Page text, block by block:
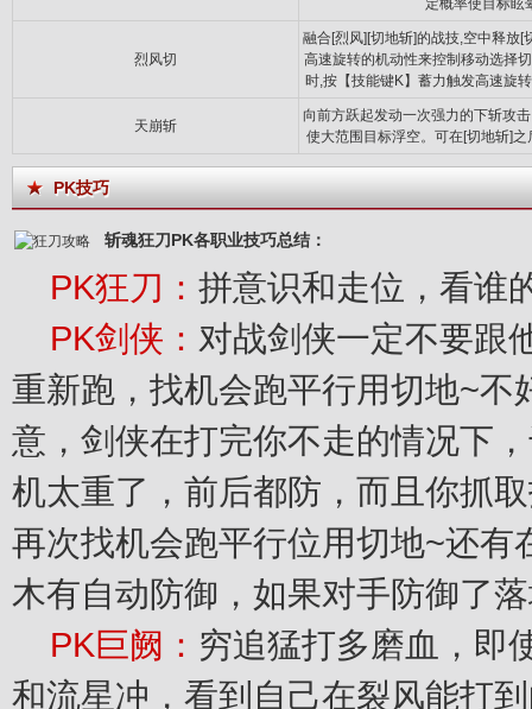
定概率使目标眩
烈风切
融合[烈风][切地斩]的战技,空中释放[
高速旋转的机动性来控制移动选择
时,按【技能键K】蓄力触发高速旋
天崩斩
向前方跃起发动一次强力的下斩攻
使大范围目标浮空。可在[切地斩]
PK技巧
斩魂狂刀PK各职业技巧总结：
PK狂刀： 拼意识和走位，看谁
PK剑侠： 对战剑侠一定不要跟
重新跑，找机会跑平行用切地~
意，剑侠在打完你不走的情况下
机太重了，前后都防，而且你抓
再次找机会跑平行位用切地~还
木有自动防御，如果对手防御了
PK巨阙： 穷追猛打多磨血，即
和流星冲，看到自己在裂风能打